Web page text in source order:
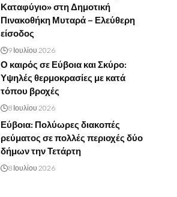
Καταφύγιο» στη Δημοτική
Πινακοθήκη Μυταρά – Ελεύθερη
είσοδος
9 Ιουλίου 2026
Ο καιρός σε Εύβοια και Σκύρο:
Υψηλές θερμοκρασίες με κατά
τόπου βροχές
8 Ιουλίου 2026
Εύβοια: Πολύωρες διακοπές
ρεύματος σε πολλές περιοχές δύο
δήμων την Τετάρτη
8 Ιουλίου 2026